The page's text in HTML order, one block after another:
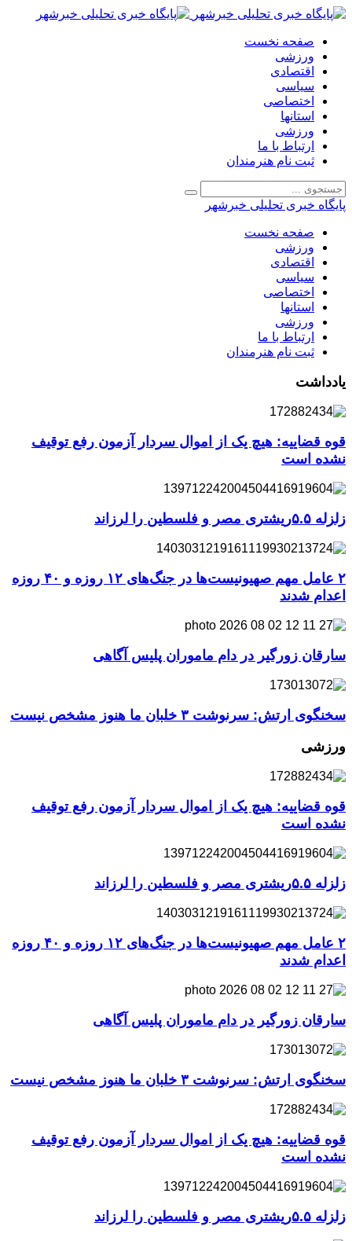
صفحه نخست
ورزشی
اقتصادی
سیاسی
اختصاصی
استانها
ورزشی
ارتباط با ما
ثبت نام هنرمندان
پایگاه خبری تحلیلی خبرشهر
صفحه نخست
ورزشی
اقتصادی
سیاسی
اختصاصی
استانها
ورزشی
ارتباط با ما
ثبت نام هنرمندان
یادداشت
قوه قضاییه: هیچ یک از اموال سردار آزمون رفع توقیف
نشده است
زلزله ۵.۵ریشتری مصر و فلسطین را لرزاند
۲ عامل مهم صهیونیست‌ها در جنگ‌های ۱۲ روزه و ۴۰ روزه
اعدام شدند
سارقان زورگیر در دام ماموران پلیس آگاهی
سخنگوی ارتش: سرنوشت ۳ خلبان ما هنوز مشخص نیست
ورزشی
قوه قضاییه: هیچ یک از اموال سردار آزمون رفع توقیف
نشده است
زلزله ۵.۵ریشتری مصر و فلسطین را لرزاند
۲ عامل مهم صهیونیست‌ها در جنگ‌های ۱۲ روزه و ۴۰ روزه
اعدام شدند
سارقان زورگیر در دام ماموران پلیس آگاهی
سخنگوی ارتش: سرنوشت ۳ خلبان ما هنوز مشخص نیست
قوه قضاییه: هیچ یک از اموال سردار آزمون رفع توقیف
نشده است
زلزله ۵.۵ریشتری مصر و فلسطین را لرزاند